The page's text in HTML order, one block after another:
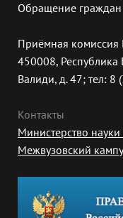
Обращение граждан
Приёмная
450008, Республика
Валиди, д. 47; тел:
Контакты
Министерство
Межвузовский